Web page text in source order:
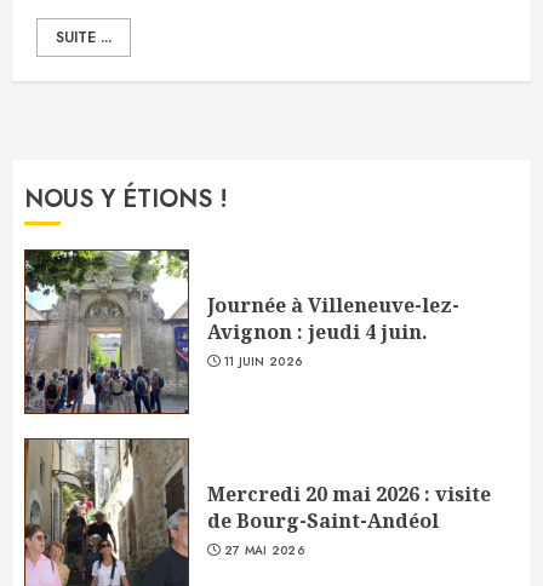
SUITE ...
NOUS Y ÉTIONS !
Journée à Villeneuve-lez-
Avignon : jeudi 4 juin.
11 JUIN 2026
Mercredi 20 mai 2026 : visite
de Bourg-Saint-Andéol
27 MAI 2026